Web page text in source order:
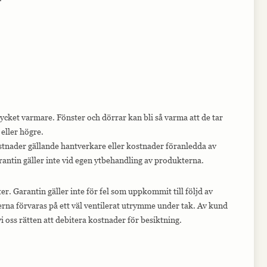
varmare. Fönster och dörrar kan bli så varma att de tar
högre.
gällande hantverkare eller kostnader föranledda av
gäller inte vid egen ytbehandling av produkterna.
Garantin gäller inte för fel som uppkommit till följd av
förvaras på ett väl ventilerat utrymme under tak. Av kund
rätten att debitera kostnader för besiktning.